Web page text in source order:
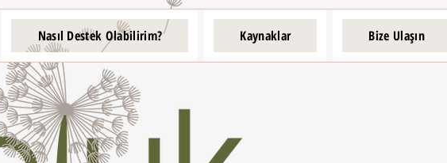
Nasıl Destek Olabilirim? Kaynaklar Bize Ulaşın